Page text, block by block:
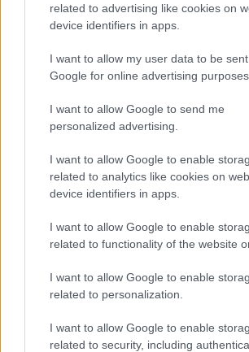
related to advertising like cookies on
device identifiers in apps.
I want to allow my user data to be
Google for online advertising purposes.
I want to allow Google to send me
personalized advertising.
I want to allow Google to enable
related to analytics like cookies on
device identifiers in apps.
I want to allow Google to enable
related to functionality of the website
I want to allow Google to enable
related to personalization.
I want to allow Google to enable
related to security, including
Αθλητισμός 20.05.2024 03:00
Αυτή η νύχτα μένει!
Τούμπα και Λευκό Πύργο!